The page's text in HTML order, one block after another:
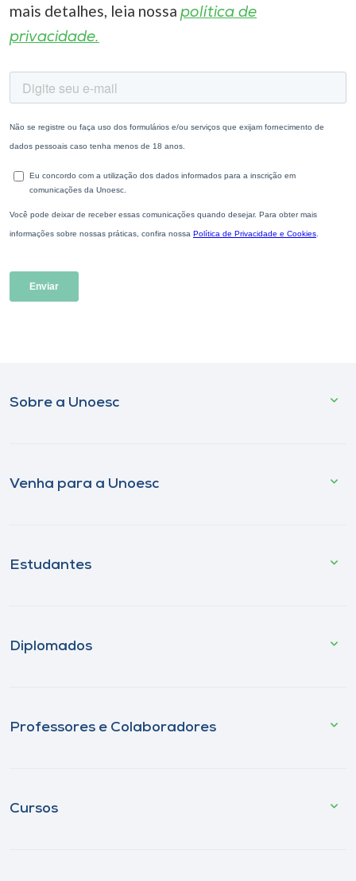
mais detalhes, leia nossa política de
privacidade.
Sobre a Unoesc
Venha para a Unoesc
Estudantes
Diplomados
Professores e Colaboradores
Cursos